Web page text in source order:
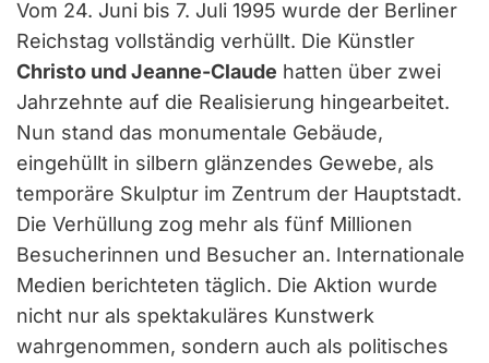
Vom 24. Juni bis 7. Juli 1995 wurde der Berliner
Reichstag vollständig verhüllt. Die Künstler
Christo und Jeanne-Claude hatten über zwei
Jahrzehnte auf die Realisierung hingearbeitet.
Nun stand das monumentale Gebäude,
eingehüllt in silbern glänzendes Gewebe, als
temporäre Skulptur im Zentrum der Hauptstadt.
Die Verhüllung zog mehr als fünf Millionen
Besucherinnen und Besucher an. Internationale
Medien berichteten täglich. Die Aktion wurde
nicht nur als spektakuläres Kunstwerk
wahrgenommen, sondern auch als politisches